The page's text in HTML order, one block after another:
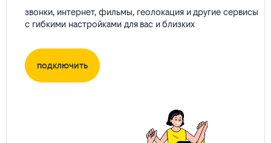
звонки, интернет, фильмы, геолокация и другие сервисы
с гибкими настройками для вас и близких
подключить